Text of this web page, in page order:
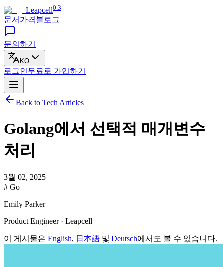
Leapcell0.3
문서 가격블로그
문의하기
KO
로그인무료로 가입하기
Back to Tech Articles
Golang에서 선택적 매개변수
처리
3월 02, 2025
# Go
Emily Parker
Product Engineer · Leapcell
이 게시물은 English, 日本語 및 Deutsch에서도 볼 수 있습니다.